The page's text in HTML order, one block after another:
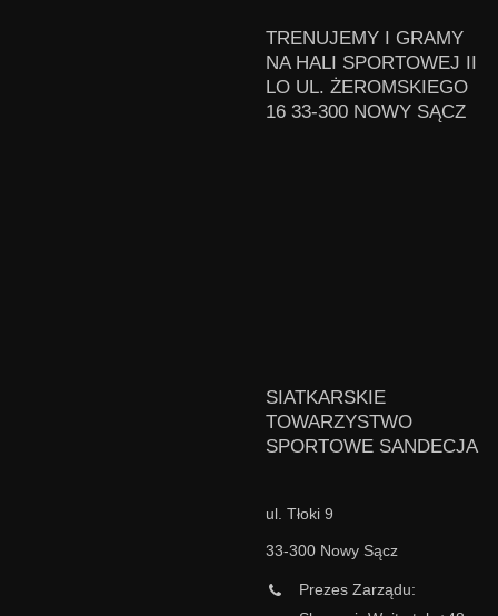
TRENUJEMY I GRAMY
NA HALI SPORTOWEJ II
LO UL. ŻEROMSKIEGO
16 33-300 NOWY SĄCZ
SIATKARSKIE
TOWARZYSTWO
SPORTOWE SANDECJA
ul. Tłoki 9
33-300 Nowy Sącz
Prezes Zarządu: